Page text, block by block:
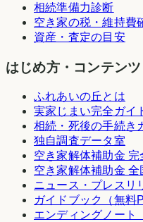
相続準備力診断
空き家の税・維持費
資産・査定の目安
はじめ方・コンテンツ
ふれあいの丘とは
実家じまい完全ガイ
相続・死後の手続き
独自調査データ室
空き家解体補助金 完
空き家解体補助金 全
ニュース・プレスリ
ガイドブック（無料
エンディングノート